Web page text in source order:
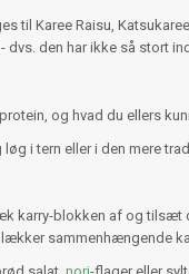
til Karee Raisu,
dvs. den har ikke så stort
og hvad du ellers
i tern eller i den mere
karry-blokken af og tilsæt
sammenhængende